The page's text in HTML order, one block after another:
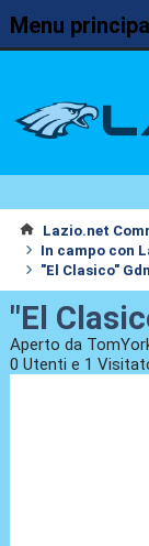
Menu
Lazio.net
In campo con
"El Clasico"
"El
Aperto da
0 Utenti e 1